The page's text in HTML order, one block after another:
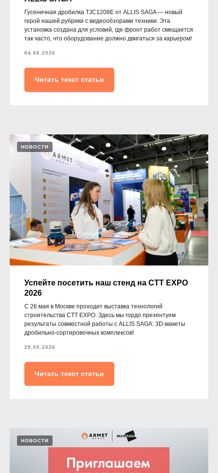
Гусеничная дробилка TJC1208E от ALLIS SAGA — новый
герой нашей рубрики с видеообзорами техники. Эта
установка создана для условий, где фронт работ смещается
так часто, что оборудование должно двигаться за карьером!
04.06.2026
Читать текст статьи
НОВОСТИ
Успейте посетить наш стенд на CTT EXPO
2026
С 26 мая в Москве проходит выставка технологий
строительства CTT EXPO. Здесь мы гордо презентуем
результаты совместной работы с ALLIS SAGA: 3D-макеты
дробильно-сортировочных комплексов!
29.05.2026
Читать текст статьи
НОВОСТИ
2026 © ARMET GROUP
Политика конфиденциальности
Согласие на обработку персональных данных